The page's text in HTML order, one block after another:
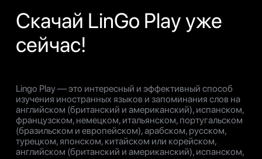
Скачай LinGo Play уже
сейчас!
Lingo Play — это интересный и эффективный способ
изучения иностранных языков и запоминания слов на
английском (британский и американский), испанском,
французском, немецком, итальянском, португальском
(бразильском и европейском), арабском, русском,
турецком, японском, китайском или корейском,
английском (британский и американский), испанском,